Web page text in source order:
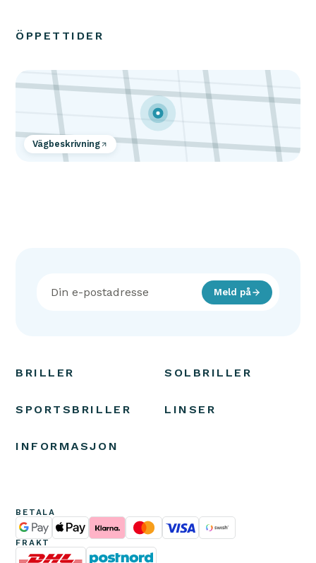
ÖPPETTIDER
Vägbeskrivning
Meld på
BRILLER SOLBRILLER
SPORTSBRILLER LINSER
INFORMASJON
BETALA
FRAKT